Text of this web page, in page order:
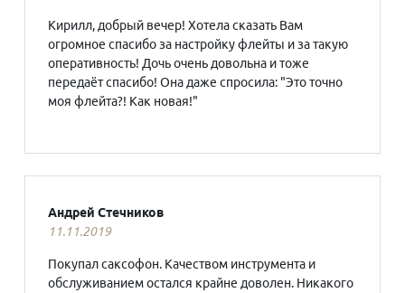
Кирилл, добрый вечер! Хотела сказать Вам
огромное спасибо за настройку флейты и за такую
оперативность! Дочь очень довольна и тоже
передаёт спасибо! Она даже спросила: "Это точно
моя флейта?! Как новая!"
Андрей Стечников
11.11.2019
Покупал саксофон. Качеством инструмента и
обслуживанием остался крайне доволен. Никакого